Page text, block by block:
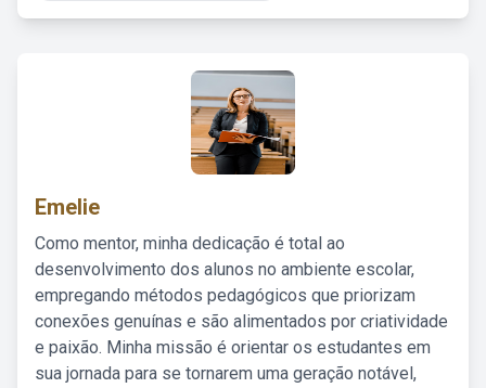
Emelie
Como mentor, minha dedicação é total ao
desenvolvimento dos alunos no ambiente escolar,
empregando métodos pedagógicos que priorizam
conexões genuínas e são alimentados por criatividade
e paixão. Minha missão é orientar os estudantes em
sua jornada para se tornarem uma geração notável,